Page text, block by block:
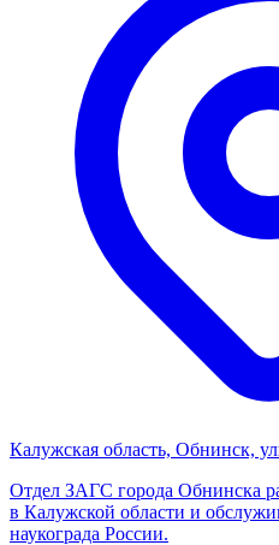
Калужская область, Обнинск,
Отдел ЗАГС города Обнинска
в Калужской области и
наукограда России.